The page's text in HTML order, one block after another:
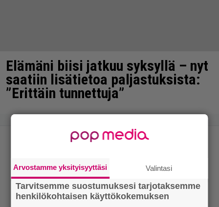
Elämäni biisi jatkuu syksyllä – nyt
saatiin lisätietoa paljastuksista:
”Erittäin tunnettuja”
Arvostamme yksityisyyttäsi Valintasi
Tarvitsemme suostumuksesi tarjotaksemme
henkilökohtaisen käyttökokemuksen